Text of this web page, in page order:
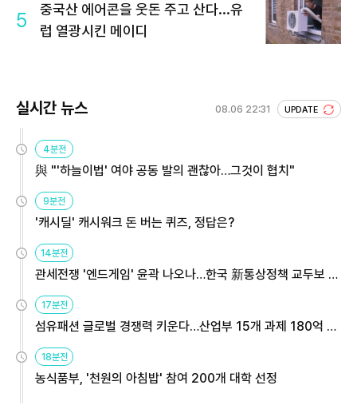
5
중국산 에어콘을 웃돈 주고 산다...유
럽 열광시킨 메이디
실시간 뉴스 08.06 22:31 UPDATE
4분전
與 "'하늘이법' 여야 공동 발의 괜찮아…그것이 협치"
9분전
'캐시딜' 캐시워크 돈 버는 퀴즈, 정답은?
14분전
관세전쟁 '엔드게임' 윤곽 나오나…한국 新통상정책 교두보 활
용해야
17분전
섬유패션 글로벌 경쟁력 키운다…산업부 15개 과제 180억 지
원
18분전
농식품부, '천원의 아침밥' 참여 200개 대학 선정